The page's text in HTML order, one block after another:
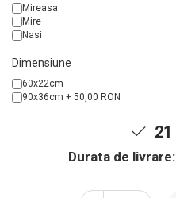
Mireasa
Mire
Nasi
Dimensiune
60x22cm
90x36cm + 50,00 RON
21
Durata de livrare: